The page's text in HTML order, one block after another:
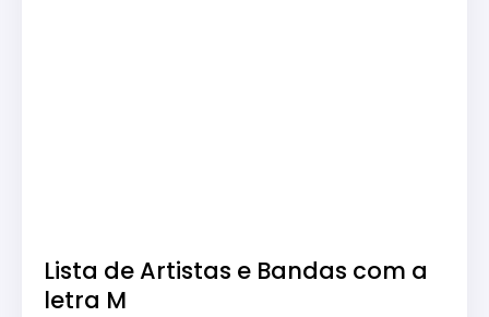
Lista de Artistas e Bandas com a
letra M